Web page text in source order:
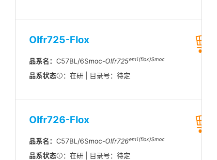
Olfr725-Flox
品系名： C57BL/6Smoc-Olfr725em1(flox)Smoc
品系状态 ：在研 | 目录号：待定
Olfr726-Flox
品系名： C57BL/6Smoc-Olfr726em1(flox)Smoc
品系状态 ：在研 | 目录号：待定